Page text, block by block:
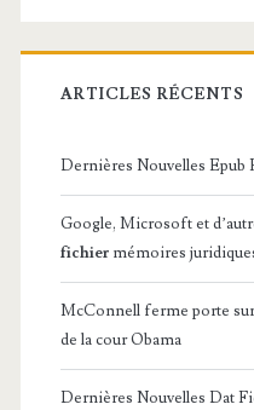
ARTICLES RÉCENTS
Dernières Nouvelles Epub
Google, Microsoft et
fichier mémoires
McConnell ferme porte sur
de la cour Obama
Dernières Nouvelles Dat